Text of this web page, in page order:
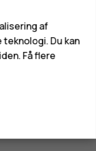
af
Du kan
Få flere